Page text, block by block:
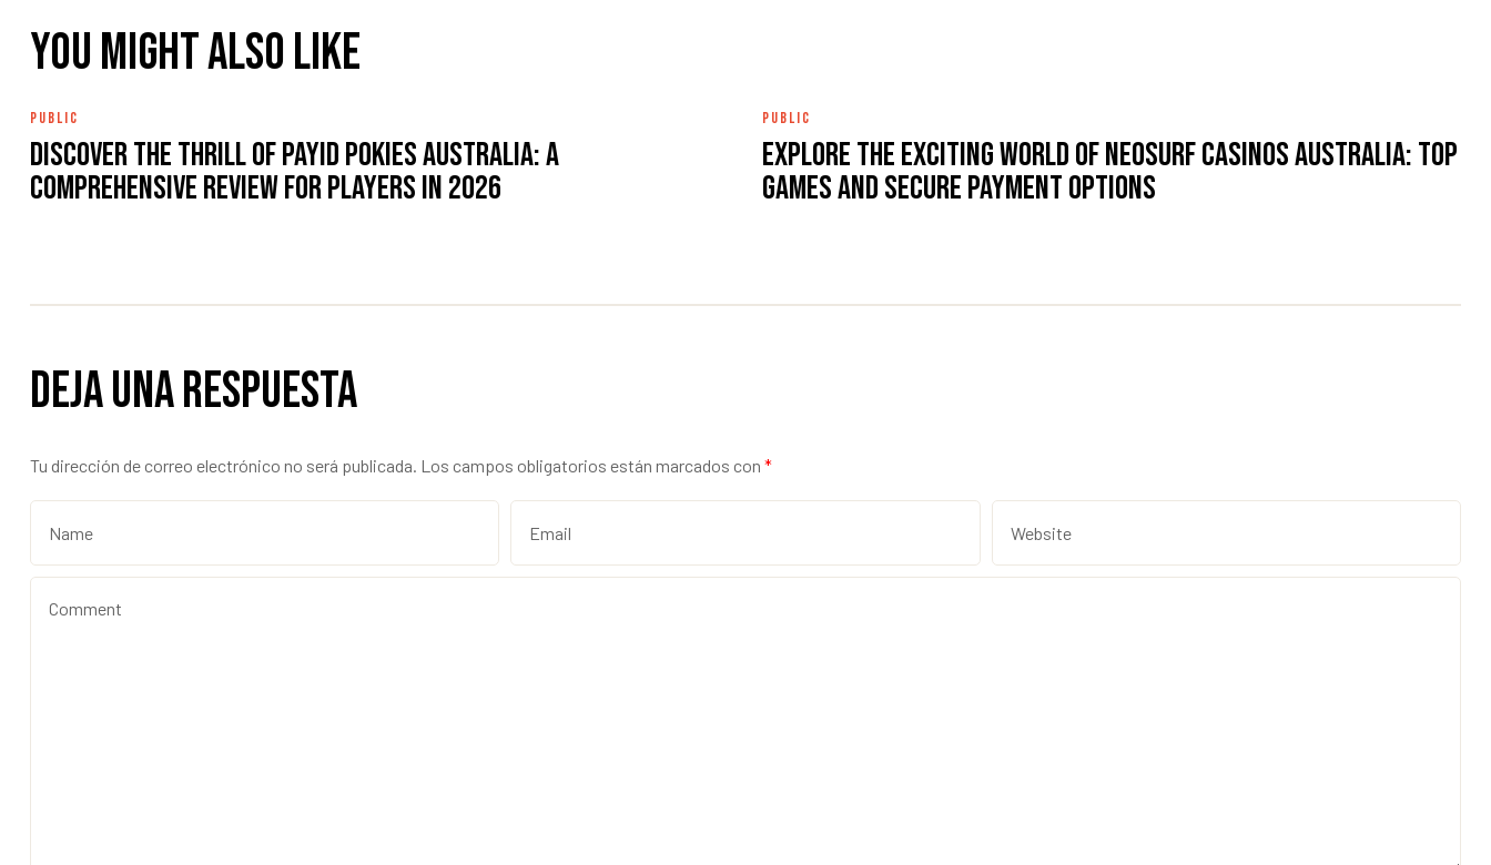
You might also like
PUBLIC
Discover the thrill of PayID Pokies Australia: A
comprehensive review for players in 2026
PUBLIC
Explore the exciting world of Neosurf Casinos Australia: top
games and secure payment options
Deja una respuesta
Tu dirección de correo electrónico no será publicada. Los campos obligatorios están marcados con *